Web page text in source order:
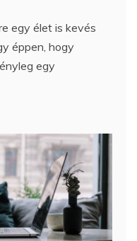
egy élet is kevés
éppen, hogy
egy